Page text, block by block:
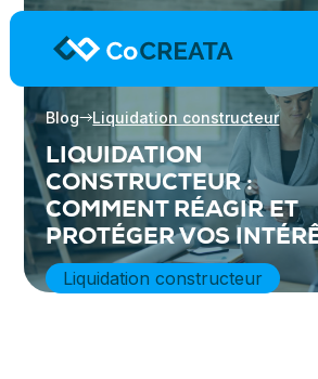
Blog Liquidation constructeur
LIQUIDATION
CONSTRUCTEUR :
COMMENT RÉAGIR ET
PROTÉGER VOS
Liquidation constructeur